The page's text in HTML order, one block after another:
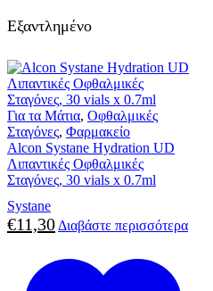
Εξαντλημένο
Για τα Μάτια, Οφθαλμικές
Σταγόνες, Φαρμακείο
Alcon Systane Hydration UD
Λιπαντικές Οφθαλμικές
Σταγόνες, 30 vials x 0.7ml
Systane
€11,30 Διαβάστε περισσότερα